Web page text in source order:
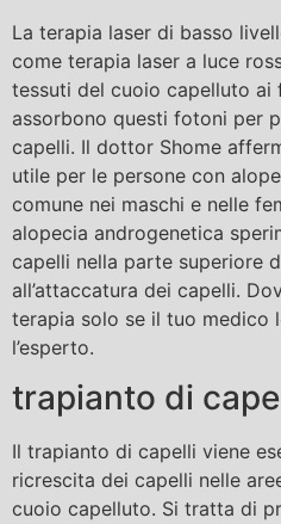
La terapia laser di basso
come terapia laser a luce
tessuti del cuoio capelluto ai
assorbono questi fotoni per
capelli. Il dottor Shome
utile per le persone con
comune nei maschi e nelle
alopecia androgenetica
capelli nella parte superiore
all’attaccatura dei capelli.
terapia solo se il tuo medico
l’esperto.
trapianto di
Il trapianto di capelli viene
ricrescita dei capelli nelle
cuoio capelluto. Si tratta di